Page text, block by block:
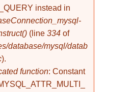
instead in
(line 334 of
database/mysql/datab
).
function: Constant